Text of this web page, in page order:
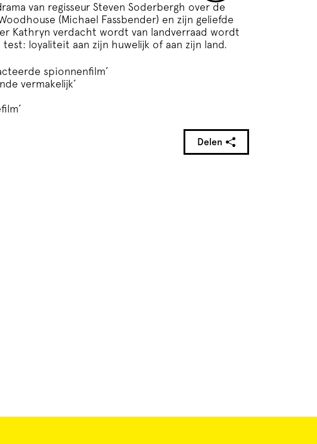
van regisseur Steven Soderbergh over de
(Michael Fassbender) en zijn geliefde
Kathryn verdacht wordt van landverraad wordt
loyaliteit aan zijn huwelijk of aan zijn land.
spionnenfilm’
vermakelijk’
Delen